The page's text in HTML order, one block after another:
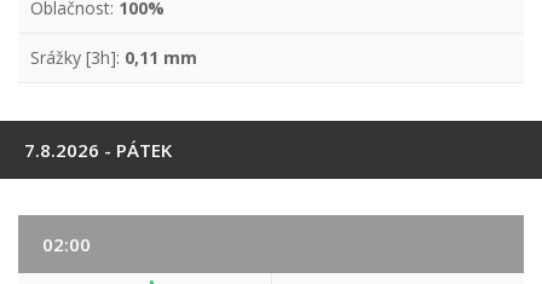
Oblačnost: 100%
Srážky [3h]: 0,11 mm
7.8.2026 - PÁTEK
02:00